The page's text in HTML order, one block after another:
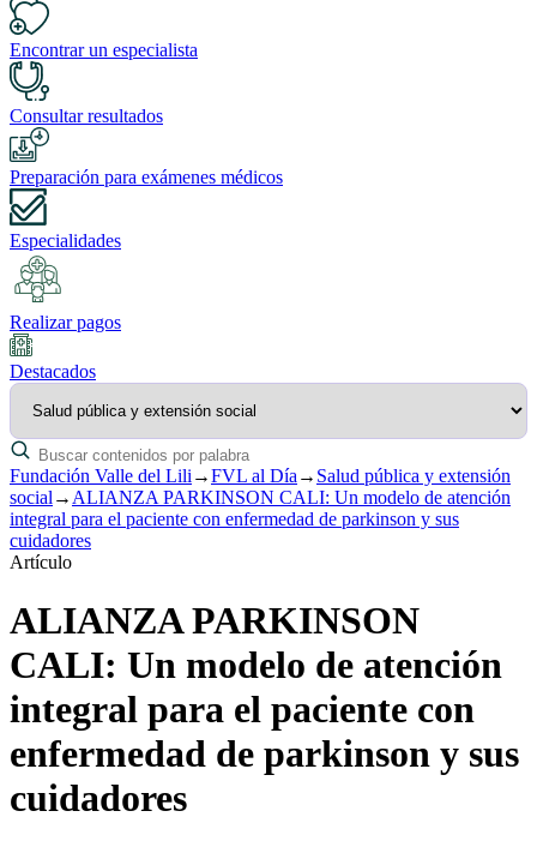
Encontrar un especialista
Consultar resultados
Preparación para exámenes médicos
Especialidades
Realizar pagos
Destacados
Fundación Valle del Lili →FVL al Día → Salud pública y extensión
social → ALIANZA PARKINSON CALI: Un modelo de atención
integral para el paciente con enfermedad de parkinson y sus
cuidadores
Artículo
ALIANZA PARKINSON
CALI: Un modelo de atención
integral para el paciente con
enfermedad de parkinson y sus
cuidadores